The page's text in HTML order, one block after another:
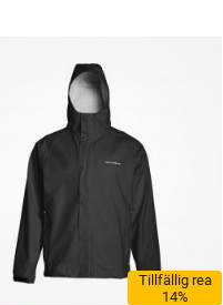
Tillfällig rea
14%